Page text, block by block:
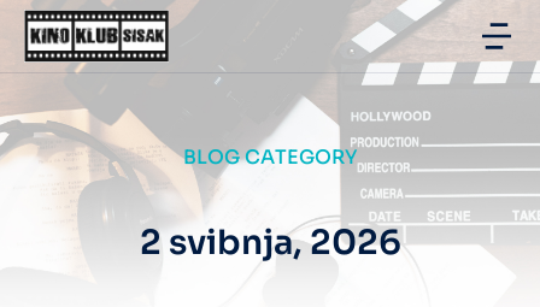
BLOG CATEGORY
2 svibnja, 2026